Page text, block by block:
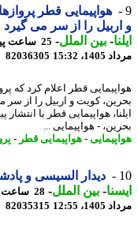
هواپیمایی قطر پروازها
را از سر می گیرد
-بین الملل-
15:32
82036305
قطر اعلام کرد که
کویت و اربیل را از سر می
هواپیمایی قطر با انتشار
- هواپیمایی ...
-هواپیمایی قطر -پروازها
دیدار السیسی و
-بین الملل-
12:55
82035315